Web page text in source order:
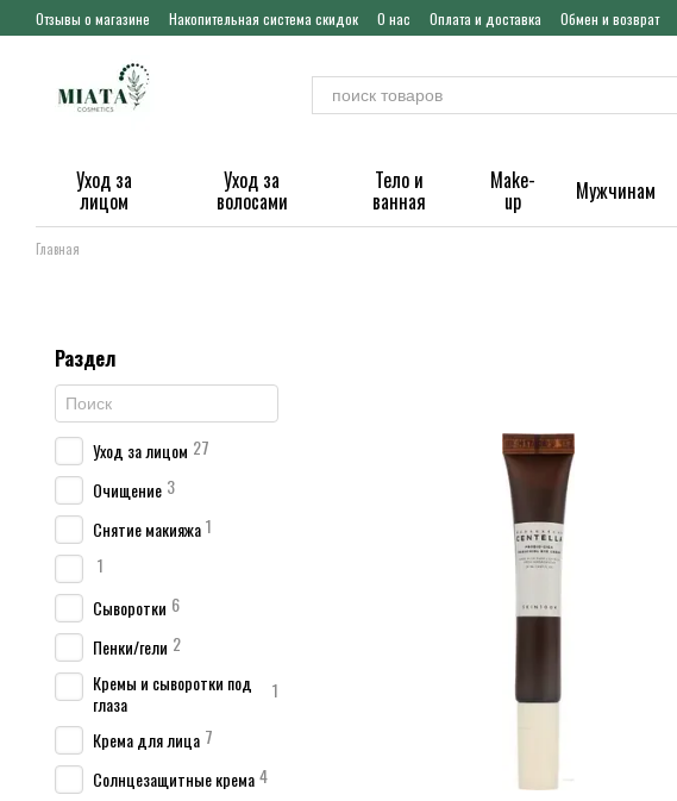
Перейти к основному контенту
Отзывы о магазине Накопительная система скидок О нас Оплата и доставка Обмен и возврат
Уход за
лицом
Уход за
волосами
Тело и
ванная
Make-
up Мужчинам
Главная
Раздел
Уход за лицом 27
Очищение 3
Снятие макияжа1
1
Сыворотки 6
Пенки/гели 2
Кремы и сыворотки под
глаза
1
Крема для лица 7
Солнцезащитные крема4